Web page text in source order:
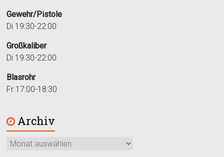
Gewehr/Pistole
Di 19:30-22:00
Großkaliber
Di 19:30-22:00
Blasrohr
Fr 17:00-18:30
Archiv